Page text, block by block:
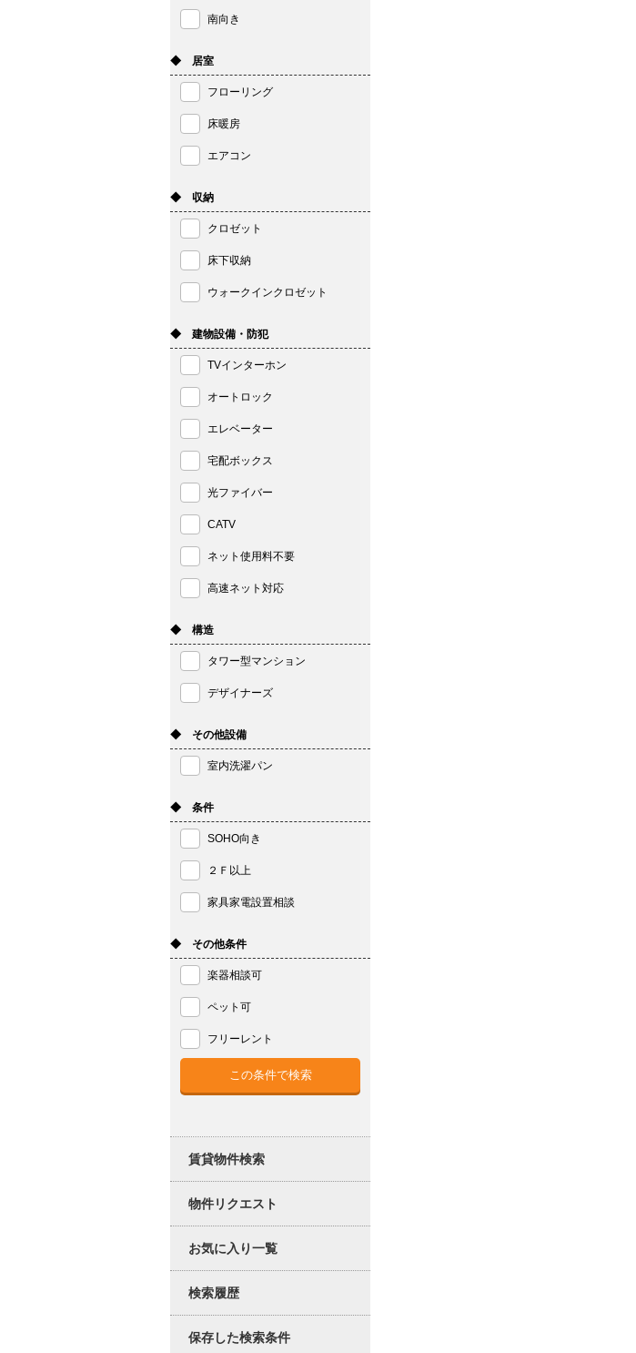
南向き
◆ 居室
フローリング
床暖房
エアコン
◆ 収納
クロゼット
床下収納
ウォークインクロゼット
◆ 建物設備・防犯
TVインターホン
オートロック
エレベーター
宅配ボックス
光ファイバー
CATV
ネット使用料不要
高速ネット対応
◆ 構造
タワー型マンション
デザイナーズ
◆ その他設備
室内洗濯パン
◆ 条件
SOHO向き
２Ｆ以上
家具家電設置相談
◆ その他条件
楽器相談可
ペット可
フリーレント
賃貸物件検索
物件リクエスト
お気に入り一覧
検索履歴
保存した検索条件